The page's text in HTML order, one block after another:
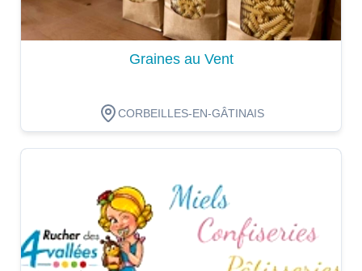
Graines au Vent
CORBEILLES-EN-GÂTINAIS